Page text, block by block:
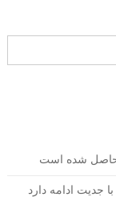
حاصل شده است
جدیت ادامه دارد